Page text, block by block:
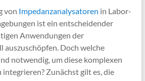
von Impedanzanalysatoren in Labor-
ist ein entscheidender
Anwendungen der
auszuschöpfen. Doch welche
notwendig, um diese komplexen
Zunächst gilt es, die